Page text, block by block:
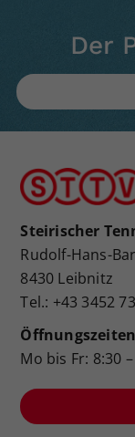
Der
Steirischer
Rudolf-Hans-
8430 Leibnitz
Tel.: +43 3452
Mo bis Fr: 8:30